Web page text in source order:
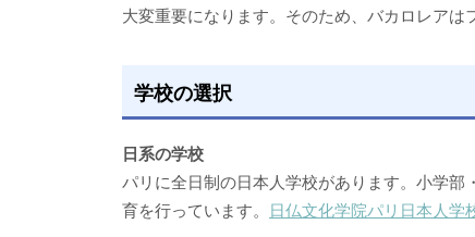
大変重要になります。そのため、バカロレアは
学校の選択
日系の学校
パリに全日制の日本人学校があります。小学
育を行っています。 日仏文化学院パリ日本人学